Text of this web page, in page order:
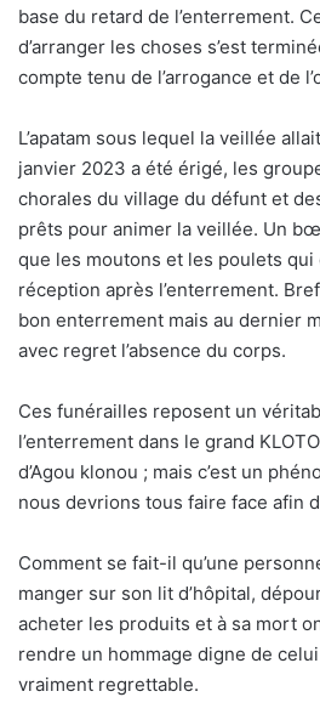
base du retard de l’enterrement.
d’arranger les choses s’est
compte tenu de l’arrogance et de
L’apatam sous lequel la veillée
janvier 2023 a été érigé, les
chorales du village du défunt et
prêts pour animer la veillée. Un
que les moutons et les poulets
réception après l’enterrement.
bon enterrement mais au dernier
avec regret l’absence du corps.
Ces funérailles reposent un
l’enterrement dans le grand
d’Agou klonou ; mais c’est un
nous devrions tous faire face afin
Comment se fait-il qu’une
manger sur son lit d’hôpital,
acheter les produits et à sa mort
rendre un hommage digne de celui
vraiment regrettable.